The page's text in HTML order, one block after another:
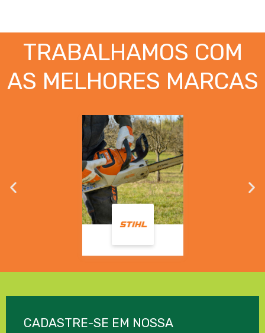
TRABALHAMOS COM
AS MELHORES MARCAS
CADASTRE-SE EM NOSSA